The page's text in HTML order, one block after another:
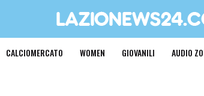
CALCIOMERCATO WOMEN GIOVANILI AUDIO